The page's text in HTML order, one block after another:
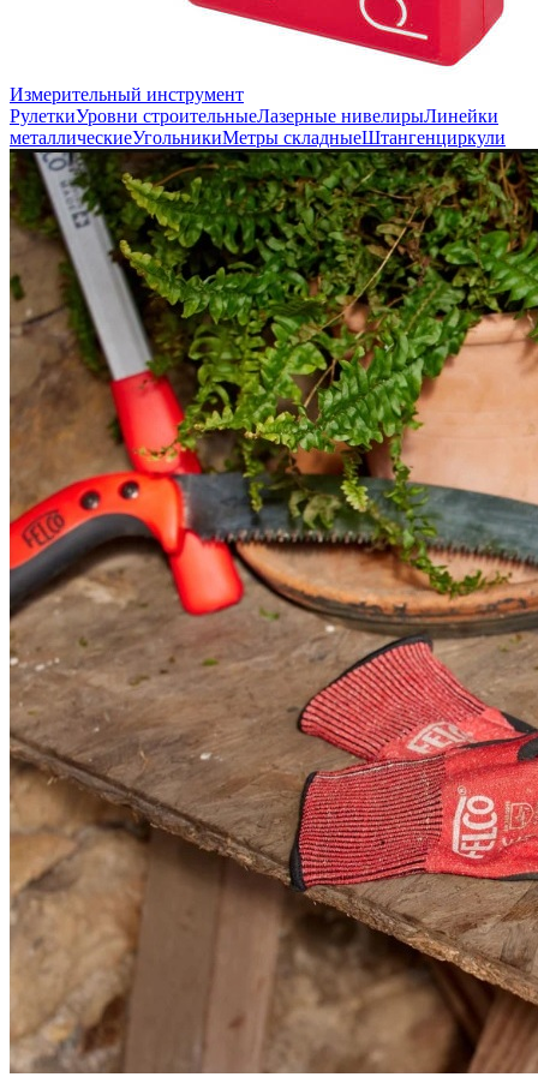
Измерительный инструмент
РулеткиУровни строительныеЛазерные нивелирыЛинейки
металлическиеУгольникиМетры складныеШтангенциркули